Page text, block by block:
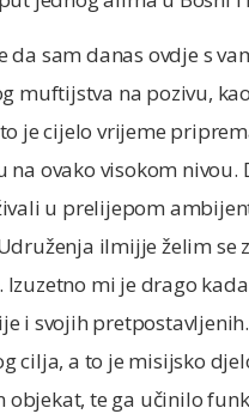
da sam danas ovdje s
muftijstva na pozivu,
je cijelo vrijeme
na ovako visokom
u prelijepom
ilmijje želim
mi je drago
i svojih
cilja, a to je misijsko
objekat, te ga učinilo